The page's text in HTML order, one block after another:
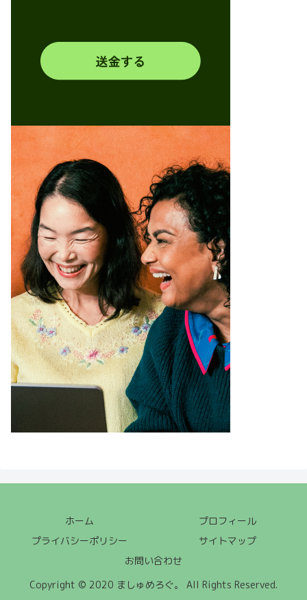
ホーム
プロフィール
プライバシーポリシー
サイトマップ
お問い合わせ
Copyright © 2020 ましゅめろぐ。 All Rights Reserved.